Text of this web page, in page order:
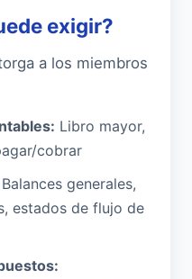
exigir?
a los miembros
Libro mayor,
cobrar
Balances generales,
estados de flujo de